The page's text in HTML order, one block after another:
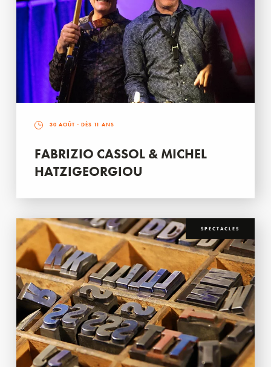
30 AOÛT - DÈS 11 ANS
FABRIZIO CASSOL & MICHEL
HATZIGEORGIOU
SPECTACLES